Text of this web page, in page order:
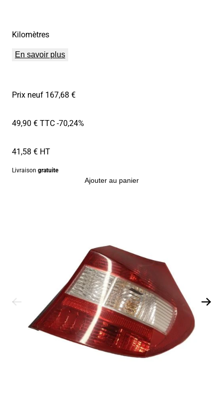
Kilomètres
En savoir plus
Prix neuf 167,68 €
49,90 € TTC-70,24%
41,58 € HT
Livraison gratuite
Ajouter au panier